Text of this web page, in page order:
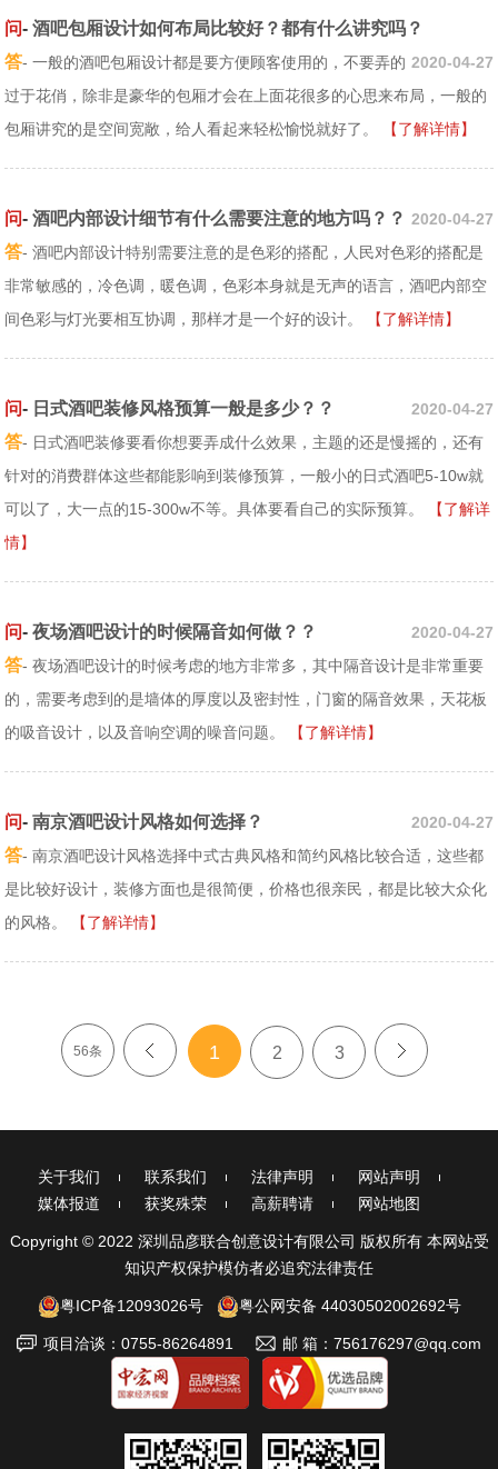
问-酒吧包厢设计如何布局比较好？都有什么讲究吗？
2020-04-27
答- 一般的酒吧包厢设计都是要方便顾客使用的，不要弄的
过于花俏，除非是豪华的包厢才会在上面花很多的心思来布局，一般的
包厢讲究的是空间宽敞，给人看起来轻松愉悦就好了。
【了解详情】
问-酒吧内部设计细节有什么需要注意的地方吗？？ 2020-04-27
答- 酒吧内部设计特别需要注意的是色彩的搭配，人民对色彩的搭配是
非常敏感的，冷色调，暖色调，色彩本身就是无声的语言，酒吧内部空
间色彩与灯光要相互协调，那样才是一个好的设计。
【了解详情】
问- 日式酒吧装修风格预算一般是多少？？ 2020-04-27
答- 日式酒吧装修要看你想要弄成什么效果，主题的还是慢摇的，还有
针对的消费群体这些都能影响到装修预算，一般小的日式酒吧5-10w就
可以了，大一点的15-300w不等。具体要看自己的实际预算。
【了解详
情】
问-夜场酒吧设计的时候隔音如何做？？ 2020-04-27
答- 夜场酒吧设计的时候考虑的地方非常多，其中隔音设计是非常重要
的，需要考虑到的是墙体的厚度以及密封性，门窗的隔音效果，天花板
的吸音设计，以及音响空调的噪音问题。
【了解详情】
问-南京酒吧设计风格如何选择？ 2020-04-27
答- 南京酒吧设计风格选择中式古典风格和简约风格比较合适，这些都
是比较好设计，装修方面也是很简便，价格也很亲民，都是比较大众化
的风格。
【了解详情】
56条 < 1 2 3 >
关于我们 联系我们 法律声明
网站声明
媒体报道
获奖殊荣 高薪聘请 网站地图
Copyright © 2022 深圳品彦联合创意设计有限公司 版权所有 本网站受
知识产权保护模仿者必追究法律责任
粤ICP备12093026号 粤公网安备 44030502002692号
项目洽谈：0755-86264891 邮 箱：756176297@qq.com